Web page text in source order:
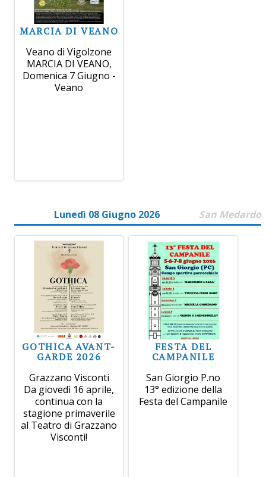
MARCIA DI VEANO
Veano di Vigolzone
MARCIA DI VEANO,
Domenica 7 Giugno -
Veano
Lunedì 08 Giugno 2026 San Medardo
GOTHICA AVANT-
GARDE 2026
Grazzano Visconti
Da giovedì 16 aprile,
continua con la
stagione primaverile
al Teatro di Grazzano
Visconti!
FESTA DEL
CAMPANILE
San Giorgio P.no
13° edizione della
Festa del Campanile